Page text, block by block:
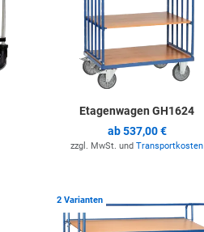
Etagenwagen GH1624
ab537,00 €
zzgl. MwSt. und Transportkosten
Zur Merkliste hinzufügen
2 Varianten